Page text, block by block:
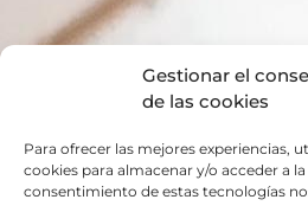
Gestionar el
de las cookies
Para ofrecer las mejores experiencias,
cookies para almacenar y/o acceder a
consentimiento de estas tecnologías
Habla con nosotros